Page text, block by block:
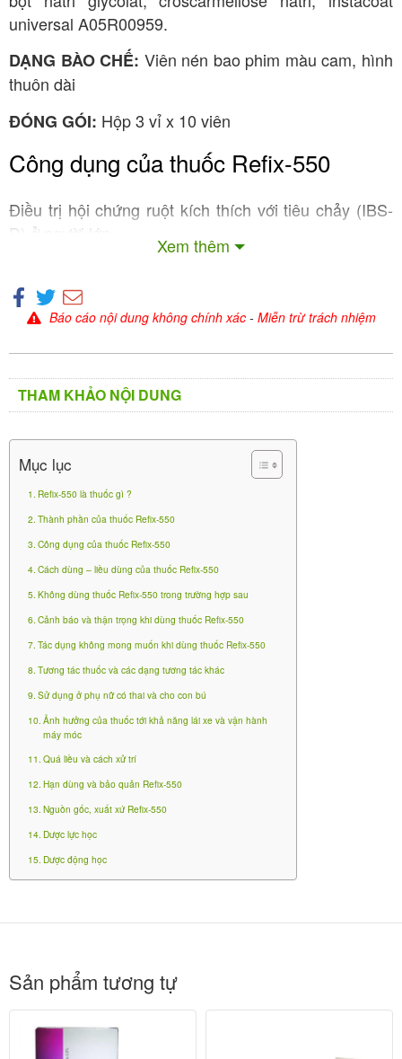
universal A05R00959.
DẠNG BÀO CHẾ: Viên nén bao phim màu cam, hình
thuôn dài
ĐÓNG GÓI: Hộp 3 vỉ x 10 viên
Công dụng của thuốc Refix-550
Xem thêm
Điều trị hội chứng ruột kích thích với tiêu chảy (IBS-
D) ở người lớn.
tuổi.
Cách dùng – liều dùng của thuốc
Liều lượng
Hội chứng ruột kích thích với tiêu chảy Liều khuyến
cáo của REFIX -550 uống 1 viên/lần, ngày 3 lần trong
14 ngày, Bệnh nhân có triệu chứng tái phát có thể
tiếp tục điều trị gấp đôi thời gian với phác đồ điều
điều trị tương tự.
Bệnh não gan: Liều khuyến cáo của REFIX – 550
uống 1 viên/lần x 2 lần/ngày.
Trẻ em
Tính an toàn và hiệu quả của Refix 550 mg ở trẻ em
(dưới 18 tuổi) chưa được thiết lập.
Người cao tuổi
Không cần điều chỉnh liều ở người cao tuổi vì các dữ
liệu an toàn và hiệu quả của Refix 550 mg cho thấy
không có sự khác biệt giữa bệnh nhân cao tuổi và
bệnh nhân trẻ tuổi.
Suy gan
Không cần điều chỉnh liều ở bệnh nhân suy gan.
Không có dữ liệu về việc thay đổi liều ở bệnh nhân
suy thận, cần thận trọng khi dùng ở bệnh nhân suy
thận.
Báo cáo nội dung không chính xác- Miễn trừ trách nhiệm
THAM KHẢO NỘI DUNG
Mục lục
Refix-550 là thuốc gì ?
Thành phần của thuốc Refix-550
Công dụng của thuốc Refix-550
Cách dùng – liều dùng của thuốc Refix-550
Không dùng thuốc Refix-550 trong trường hợp sau
Cảnh báo và thận trọng khi dùng thuốc Refix-550
Tác dụng không mong muốn khi dùng thuốc Refix-550
Tương tác thuốc và các dạng tương tác khác
Sử dụng ở phụ nữ có thai và cho con bú
Ảnh hưởng của thuốc tới khả năng lái xe và vận hành
máy móc
Quá liều và cách xử trí
Hạn dùng và bảo quản Refix-550
Nguồn gốc, xuất xứ Refix-550
Dược lực học
Dược động học
Sản phẩm tương tự